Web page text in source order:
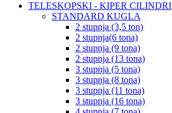
TELESKOPSKI - KIPER CILINDRI
STANDARD KUGLA
2 stupnja (3,5 ton)
2 stupnja(6 tona)
2 stupnja (9 tona)
2 stupnja (13 tona)
3 stupnja (5 tona)
3 stupnja (8 tona)
3 stupnja (11 tona)
3 stupnja (16 tona)